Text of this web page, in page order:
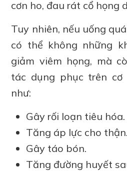
cơn ho, đau rát cổ họng
Tuy nhiên, nếu uống
có thể không những
giảm viêm họng, mà
tác dụng phục trên
như:
Gây rối loạn tiêu hóa.
Tăng áp lực cho thận.
Gây táo bón.
Tăng đường huyết